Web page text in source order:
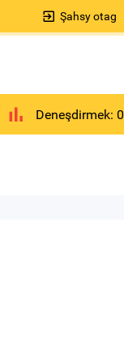
Şahsy otag
Deneşdirmek: 0